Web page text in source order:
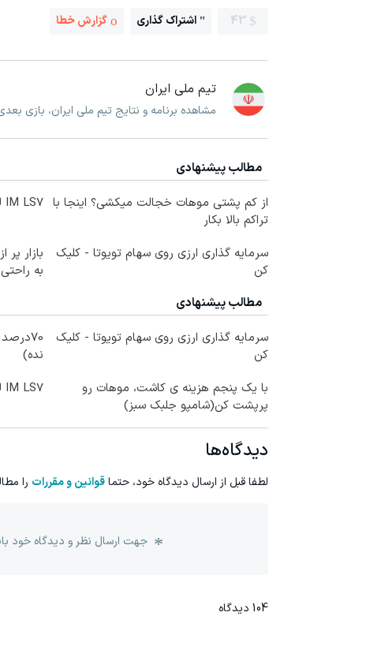
43 اشتراک گذاری گزارش خطا
تیم ملی ایران
مشاهده برنامه و نتایج تیم ملی ایران، بازی
مطالب پیشنهادی
از کم پشتی موهات خجالت میکشی؟ اینجا با
تراکم بالا بکار
IM LS7 لوکس ترین شاسی بلند برقی ایران
سرمایه گذاری ارزی روی سهام تویوتا - کلیک
کن
به
مطالب پیشنهادی
سرمایه گذاری ارزی روی سهام تویوتا - کلیک
کن
نده)
با یک پنجم هزینه ی کاشت، موهات رو
پرپشت کن(شامپو جلبک سبز)
IM LS7 لوکس ترین شاسی بلند برقی ایران
دیدگاه‌ها
لطفا قبل از ارسال دیدگاه خود، حتماقوانین و مقررات را
جهت ارسال نظر و دیدگاه خود
104 دیدگاه